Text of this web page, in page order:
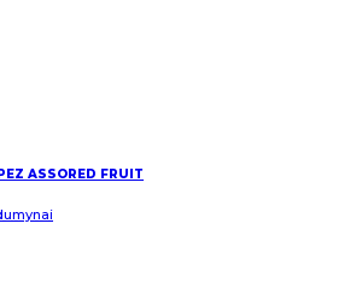
ASSORED FRUIT